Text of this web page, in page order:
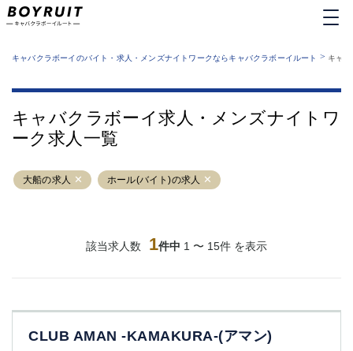
業種から探す
運営者情報
サイトマップ
キャバクラボーイのバイト・求人・メンズナイトワークならキャバクラボーイルート > キャ
キャバクラボーイ求人・メンズナイトワ
ーク求人一覧
大船の求人 ホール(バイト)の求人
該当求人数 1件中 1 〜 15件 を表示
CLUB AMAN -KAMAKURA-(アマン)
六本木
池袋
新橋
渋谷
大和
立川
①六本木 ②西麻布
大山